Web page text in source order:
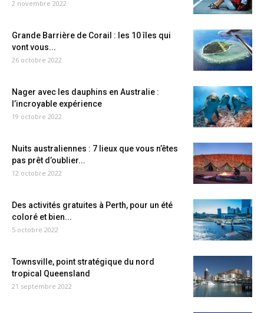
2 novembre 2022
Grande Barrière de Corail : les 10 îles qui
vont vous...
26 octobre 2022
Nager avec les dauphins en Australie :
l’incroyable expérience
19 octobre 2022
Nuits australiennes : 7 lieux que vous n’êtes
pas prêt d’oublier...
12 octobre 2022
Des activités gratuites à Perth, pour un été
coloré et bien...
5 octobre 2022
Townsville, point stratégique du nord
tropical Queensland
21 septembre 2022